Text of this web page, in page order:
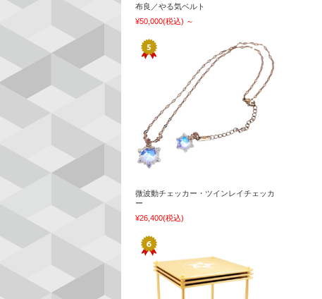
布良／やる気ベルト
¥50,000(税込) ～
微波動チェッカー・ツインレイチェッカ
ー
¥26,400(税込)